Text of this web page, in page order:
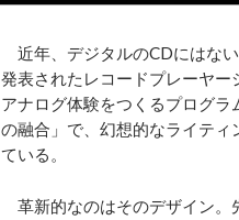
近年、デジタルのCDにはな
発表されたレコードプレーヤ
アナログ体験をつくるプログ
の融合」で、幻想的なライテ
ている。
革新的なのはそのデザイン。